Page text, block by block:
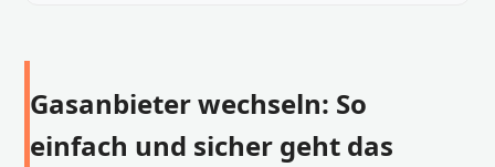
Gasanbieter wechseln: So
einfach und sicher geht das